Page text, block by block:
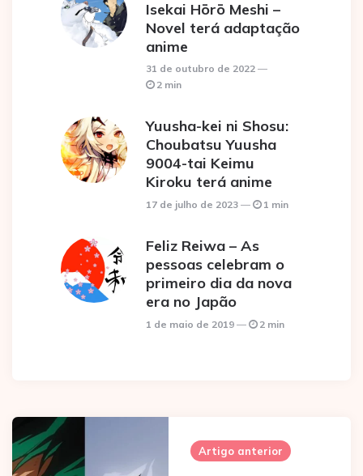
Isekai Hōrō Meshi –
Novel terá adaptação
anime
31 de outubro de 2022
2 min
Yuusha-kei ni Shosu:
Choubatsu Yuusha
9004-tai Keimu
Kiroku terá anime
17 de julho de 2023 1 min
Feliz Reiwa – As
pessoas celebram o
primeiro dia da nova
era no Japão
1 de maio de 2019 2 min
Post
navigation
Artigo anterior